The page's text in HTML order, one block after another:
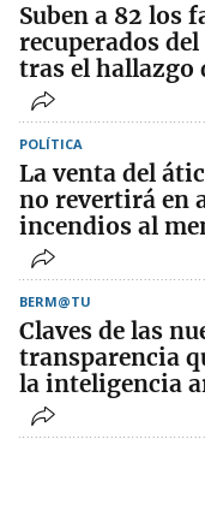
Suben a 82 los
recuperados
tras el hallazgo
POLÍTICA
La venta del
no revertirá en
incendios al
BERM@TU
Claves de las
transparencia
la inteligencia